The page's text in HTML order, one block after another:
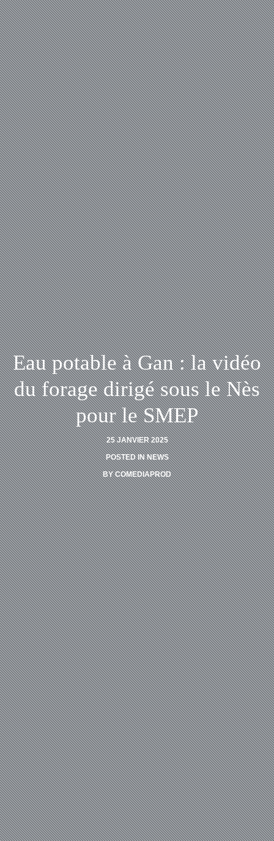
Eau potable à Gan : la vidéo
du forage dirigé sous le Nès
pour le SMEP
25 JANVIER 2025
POSTED INNEWS
BYCOMEDIAPROD